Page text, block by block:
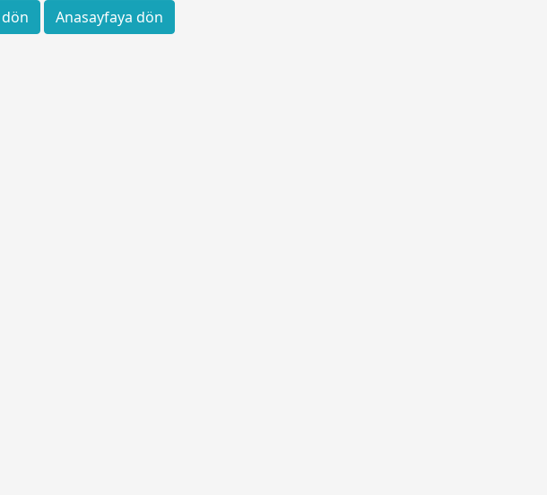
Anasayfaya dön